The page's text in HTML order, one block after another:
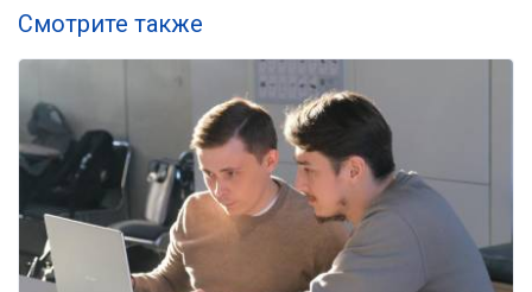
Смотрите также